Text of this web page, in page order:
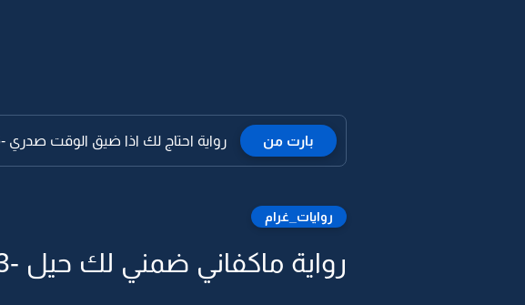
بارت من رواية احتاج لك اذا ضيق الوقت صدري -76 البارت الاخير
روايات_غرام
رواية ماكفاني ضمني لك حيل -3